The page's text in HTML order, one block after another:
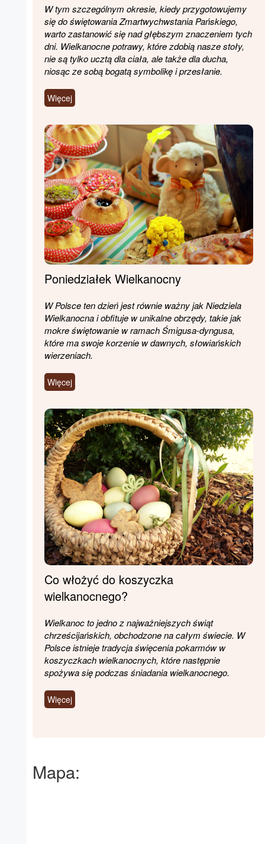
W tym szczególnym okresie, kiedy przygotowujemy
się do świętowania Zmartwychwstania Pańskiego,
warto zastanowić się nad głębszym znaczeniem tych
dni. Wielkanocne potrawy, które zdobią nasze stoły,
nie są tylko ucztą dla ciała, ale także dla ducha,
niosąc ze sobą bogatą symbolikę i przesłanie.
Więcej
Poniedziałek Wielkanocny
W Polsce ten dzień jest równie ważny jak Niedziela
Wielkanocna i obfituje w unikalne obrzędy, takie jak
mokre świętowanie w ramach Śmigusa-dyngusa,
które ma swoje korzenie w dawnych, słowiańskich
wierzeniach.
Więcej
Co włożyć do koszyczka
wielkanocnego?
Wielkanoc to jedno z najważniejszych świąt
chrześcijańskich, obchodzone na całym świecie. W
Polsce istnieje tradycja święcenia pokarmów w
koszyczkach wielkanocnych, które następnie
spożywa się podczas śniadania wielkanocnego.
Więcej
Mapa: